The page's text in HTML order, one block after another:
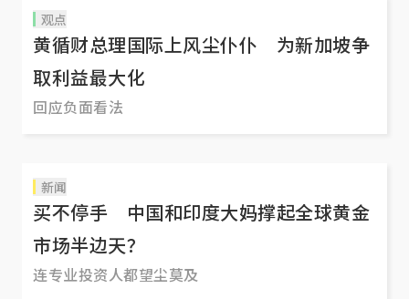
观点
黄循财总理国际上风尘仆仆 为新加坡争
取利益最大化
回应负面看法
新闻
买不停手 中国和印度大妈撑起全球黄金
市场半边天？
连专业投资人都望尘莫及